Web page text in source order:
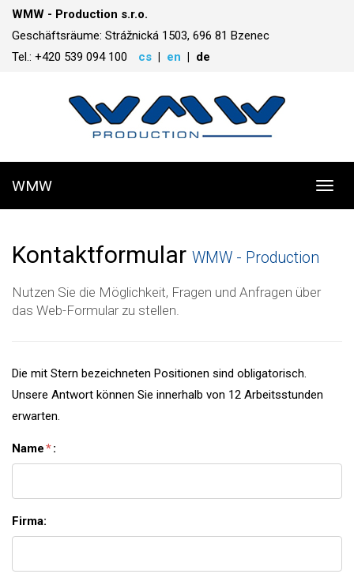
WMW - Production s.r.o.
Geschäftsräume: Strážnická 1503, 696 81 Bzenec
Tel.: +420 539 094 100
cs en de
WMW
Kontaktformular WMW - Production
Nutzen Sie die Möglichkeit, Fragen und Anfragen über
das Web-Formular zu stellen.
Die mit Stern bezeichneten Positionen sind obligatorisch.
Unsere Antwort können Sie innerhalb von 12 Arbeitsstunden
erwarten.
Name*:
Firma: